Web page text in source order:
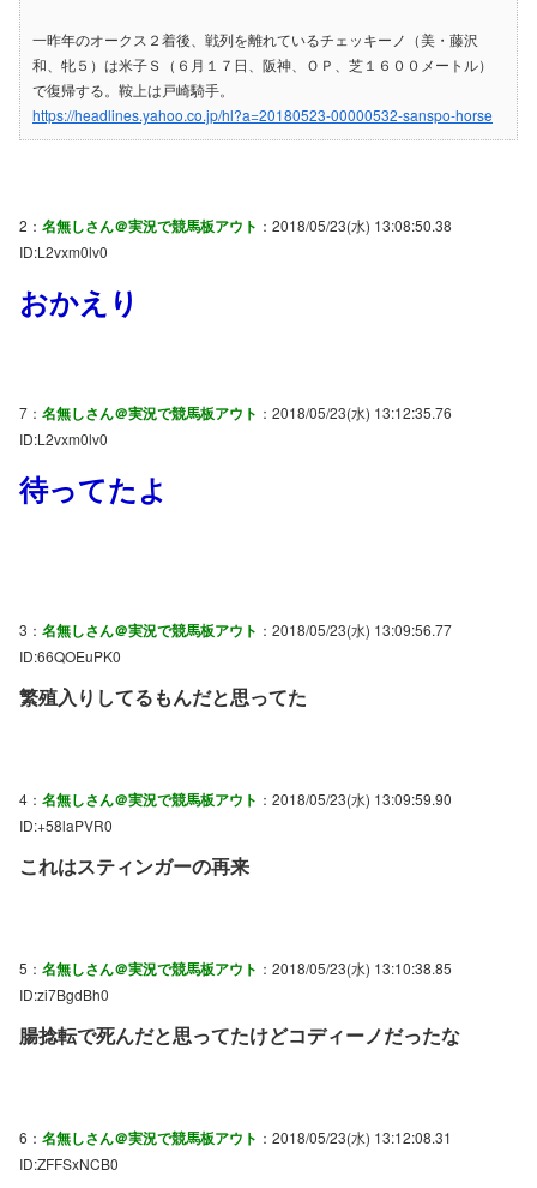
一昨年のオークス２着後、戦列を離れているチェッキーノ（美・藤沢
和、牝５）は米子Ｓ（６月１７日、阪神、ＯＰ、芝１６００メートル）
で復帰する。鞍上は戸崎騎手。
https://headlines.yahoo.co.jp/hl?a=20180523-00000532-sanspo-horse
2： 名無しさん＠実況で競馬板アウト ：2018/05/23(水) 13:08:50.38
ID:L2vxm0lv0
おかえり
7： 名無しさん＠実況で競馬板アウト ：2018/05/23(水) 13:12:35.76
ID:L2vxm0lv0
待ってたよ
3： 名無しさん＠実況で競馬板アウト ：2018/05/23(水) 13:09:56.77
ID:66QOEuPK0
繁殖入りしてるもんだと思ってた
4： 名無しさん＠実況で競馬板アウト ：2018/05/23(水) 13:09:59.90
ID:+58laPVR0
これはスティンガーの再来
5： 名無しさん＠実況で競馬板アウト ：2018/05/23(水) 13:10:38.85
ID:zi7BgdBh0
腸捻転で死んだと思ってたけどコディーノだったな
6： 名無しさん＠実況で競馬板アウト ：2018/05/23(水) 13:12:08.31
ID:ZFFSxNCB0